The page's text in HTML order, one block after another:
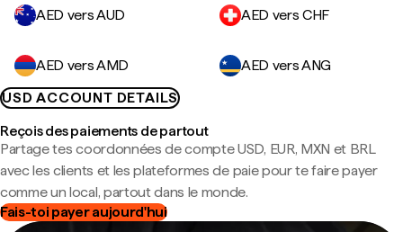
AED vers AUD AED vers CHF
AED vers AMD
AED vers ANG
USD ACCOUNT DETAILS
Reçois des paiements de partout
Partage tes coordonnées de compte USD, EUR, MXN et BRL
avec les clients et les plateformes de paie pour te faire payer
comme un local, partout dans le monde.
Fais-toi payer aujourd'hui